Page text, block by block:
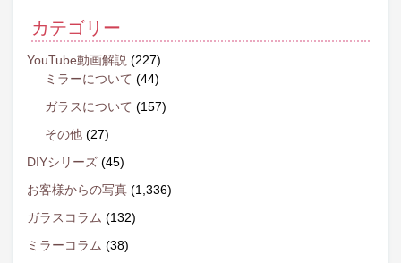
カテゴリー
YouTube動画解説 (227)
ミラーについて (44)
ガラスについて (157)
その他 (27)
DIYシリーズ (45)
お客様からの写真 (1,336)
ガラスコラム (132)
ミラーコラム (38)